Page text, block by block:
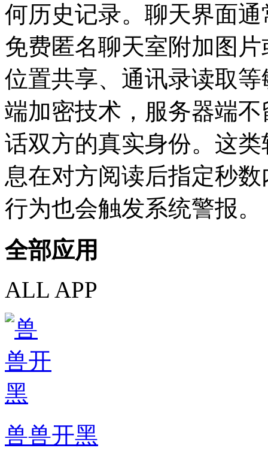
何历史记录。聊天界面
免费匿名聊天室附加图
位置共享、通讯录读取
端加密技术，服务器端
话双方的真实身份。这
息在对方阅读后指定秒
行为也会触发系统警报。
全部应用
ALL APP
兽兽开黑